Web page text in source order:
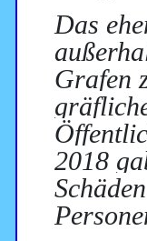
Das
Grafen
2018